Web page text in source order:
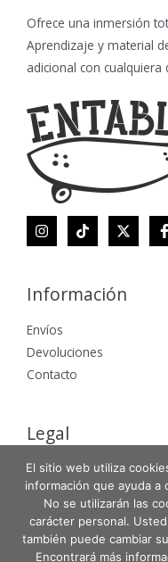
Ofrece una inmersión
Aprendizaje y material
adicional con cualquiera
Información
Envíos
Devoluciones
Contacto
Legal
Aviso Legal
Política de Privacidad
Política de Cookies
El sitio web utiliza
información que ayuda a
No se utilizarán las
carácter personal.
también puede cambiar
Encontrará más